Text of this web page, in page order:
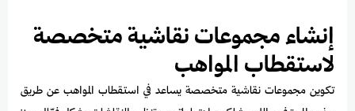
إنشاء مجموعات نقاشية متخصصة
لاستقطاب المواهب
تكوين مجموعات نقاشية متخصصة يساعد في استقطاب المواهب عن طريق